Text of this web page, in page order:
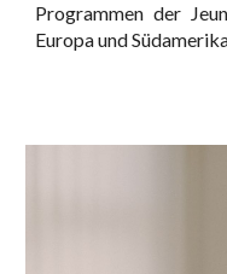
Programmen der
Europa und